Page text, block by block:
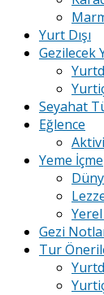
Yurt Dışı
Gezilecek
Seyahat
Eğlence
Yeme İçme
Gezi
Tur